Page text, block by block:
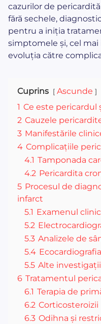
cazurilor de
fără sechele,
pentru a iniția
simptomele și, cel
evoluția către
Cuprins
Ascunde
1 Ce este pericardul
2 Cauzele
3 Manifestările
4 Complicațiile
4.1 Tamponada
4.2 Pericardita
5 Procesul de
infarct
5.1 Examenul
5.2
5.3 Analizele de
5.4 Ecocardiografia
5.5 Alte
6 Tratamentul
6.1 Terapia de
6.2 Corticosteroizii
6.3 Odihna și